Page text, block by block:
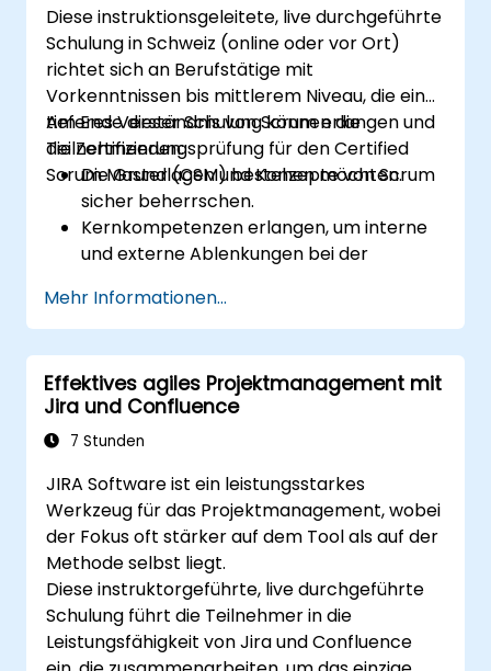
Diese instruktionsgeleitete, live durchgeführte
Schulung in Schweiz (online oder vor Ort)
richtet sich an Berufstätige mit
Vorkenntnissen bis mittlerem Niveau, die ein
tieferes Verständnis von Scrum erlangen und
die Zertifizierungsprüfung für den Certified
Scrum Master (CSM) bestehen möchten.
Am Ende dieser Schulung können die
Teilnehmenden:
Die Grundlagen und Konzepte von Scrum
sicher beherrschen.
Kernkompetenzen erlangen, um interne
und externe Ablenkungen bei der
Die Feinheiten aller Scrum-Zeremonien
beherrschen.
Fertigkeiten im Durchführen von Scrum
erwerben.
mit Selbstvertrauen an der
Zertifizierungsprüfung für den Certified
Mehr Informationen...
Effektives agiles Projektmanagement mit
Jira und Confluence
7 Stunden
JIRA Software ist ein leistungsstarkes
Werkzeug für das Projektmanagement, wobei
der Fokus oft stärker auf dem Tool als auf der
Methode selbst liegt.
Diese instruktorgeführte, live durchgeführte
Schulung führt die Teilnehmer in die
Leistungsfähigkeit von Jira und Confluence